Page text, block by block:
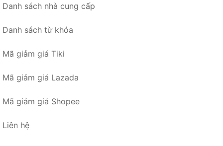
Danh sách nhà cung cấp
Danh sách từ khóa
Mã giảm giá Tiki
Mã giảm giá Lazada
Mã giảm giá Shopee
Liên hệ